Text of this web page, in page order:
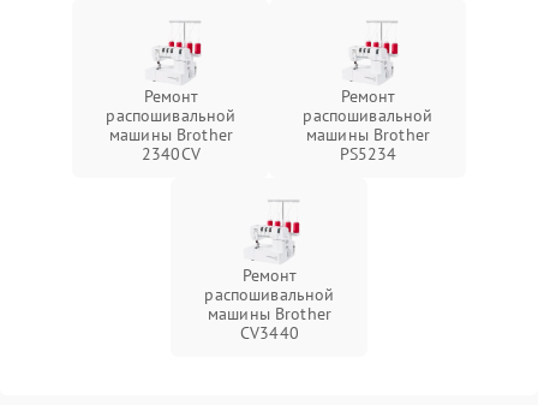
Ремонт
распошивальной
машины Brother
2340CV
Ремонт
распошивальной
машины Brother
PS5234
Ремонт
распошивальной
машины Brother
CV3440